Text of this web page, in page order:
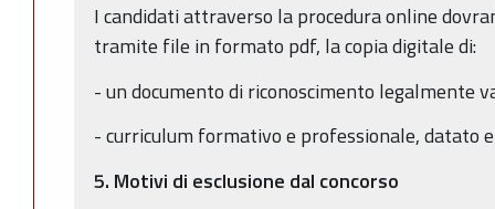
I candidati attraverso la procedura online
tramite file in formato pdf, la copia digitale di:
- un documento di riconoscimento legalmente
- curriculum formativo e professionale, datato
5. Motivi di esclusione dal concorso